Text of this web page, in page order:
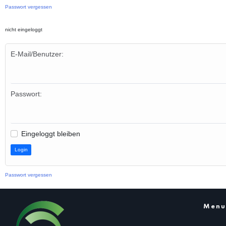
Passwort vergessen
nicht eingeloggt
E-Mail/Benutzer:
Passwort:
Eingeloggt bleiben
Passwort vergessen
Menu